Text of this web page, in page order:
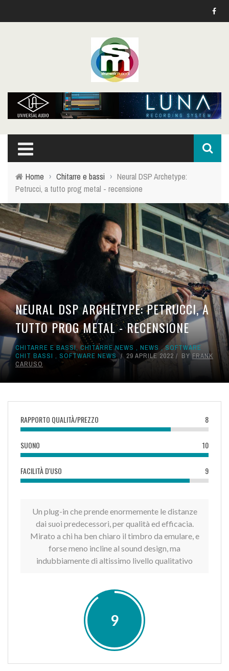
Home › Chitarre e bassi › Neural DSP Archetype:
Petrucci, a tutto prog metal - recensione
NEURAL DSP ARCHETYPE: PETRUCCI, A
TUTTO PROG METAL - RECENSIONE
CHITARRE E BASSI, CHITARRE NEWS , NEWS ,SOFTWARE
CHIT BASSI , SOFTWARE NEWS 29 APRILE 2022 BYFRANK
CARUSO
RAPPORTO QUALITÀ/PREZZO 8
SUONO 10
FACILITÀ D'USO 9
Un plug-in che prende enormemente le distanze
dai suoi predecessori, per qualità ed efficacia.
Mirato a chi ha ben chiaro il timbro da emulare, e
forse meno incline al sound design, ma
indubbiamente di altissimo livello qualitativo
9